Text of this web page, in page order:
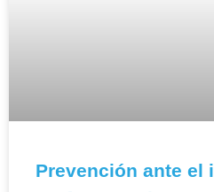
Prevención ante el